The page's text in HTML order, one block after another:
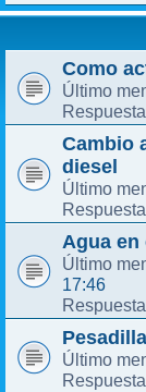
Como
Último
Cambio
diesel
Último
Agua en
Último
17:46
Último